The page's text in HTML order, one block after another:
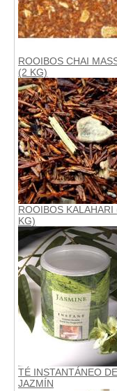
ROOIBOS CHAI
(2 KG)
ROOIBOS KALAHARI
KG)
TÉ INSTANTÁNEO DE
JAZMÍN